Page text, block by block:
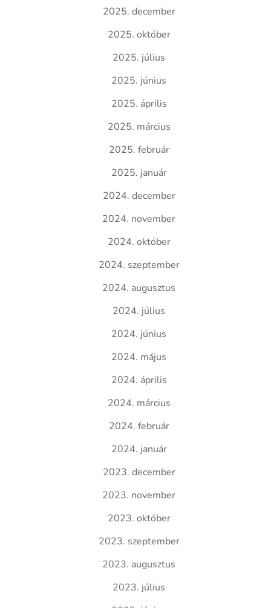
2025. december
2025. október
2025. július
2025. június
2025. április
2025. március
2025. február
2025. január
2024. december
2024. november
2024. október
2024. szeptember
2024. augusztus
2024. július
2024. június
2024. május
2024. április
2024. március
2024. február
2024. január
2023. december
2023. november
2023. október
2023. szeptember
2023. augusztus
2023. július